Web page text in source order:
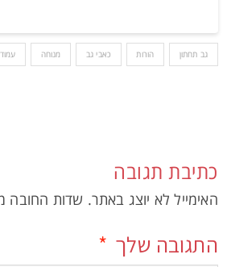
גב תחתון הורות כאבי גב מנוחה
כתיבת תגובה
האימייל לא יוצג באתר. שדות החובה
התגובה שלך *